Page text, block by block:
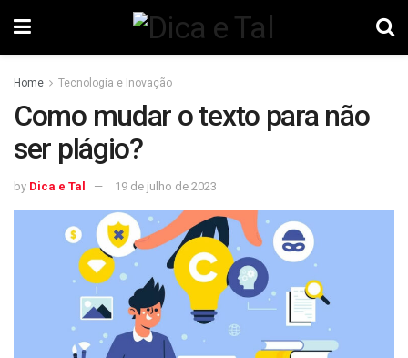
Home Tecnologia e Inovação
Como mudar o texto para não
ser plágio?
by Dica e Tal 19 de julho de 2023